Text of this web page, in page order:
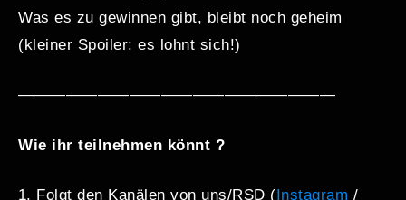
Was es zu gewinnen gibt, bleibt noch geheim
(kleiner Spoiler: es lohnt sich!)
————————————————————
Wie ihr teilnehmen könnt ?
Folgt den Kanälen von uns/RSD ( Instagram /